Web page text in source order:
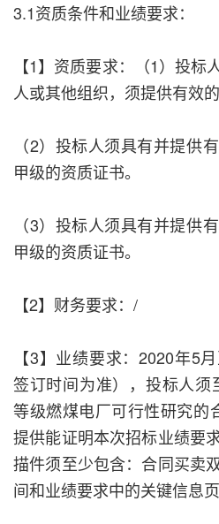
3.1资质条件和业绩要求：
【1】资质要求：（1）投
人或其他组织，须提供有效的
（2）投标人须具有并提供
甲级的资质证书。
（3）投标人须具有并提供
甲级的资质证书。
【2】财务要求：/
【3】业绩要求：2020年5
签订时间为准），投标人须
等级燃煤电厂可行性研究的
提供能证明本次招标业绩要
描件须至少包含：合同买卖
间和业绩要求中的关键信息页